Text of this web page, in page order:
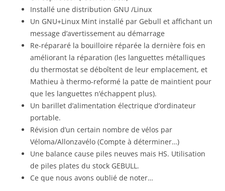
Installé une distribution GNU /Linux
Un GNU+Linux Mint installé par Gebull et affichant un
message d’avertissement au démarrage
Re-répararé la bouilloire réparée la dernière fois en
améliorant la réparation (les languettes métalliques
du thermostat se déboîtent de leur emplacement, et
Mathieu à thermo-reformé la patte de maintient pour
que les languettes n’échappent plus).
Un barillet d’alimentation électrique d’ordinateur
portable.
Révision d’un certain nombre de vélos par
Véloma/Allonzavélo (Compte à déterminer…)
Une balance cause piles neuves mais HS. Utilisation
de piles plates du stock GEBULL.
Ce que nous avons oublié de noter…